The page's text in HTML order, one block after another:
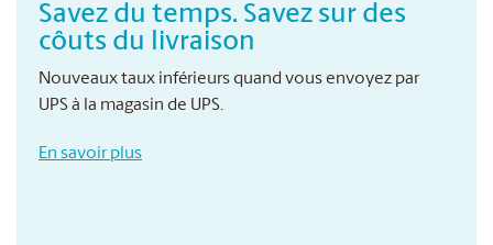
Savez du temps. Savez sur des
côuts du livraison
Nouveaux taux inférieurs quand vous envoyez par
UPS à la magasin de UPS.
En savoir plus